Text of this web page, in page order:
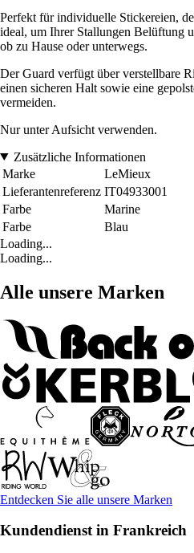
Perfekt für individuelle Stickereien,
ideal, um Ihrer Stallungen Belüftung
ob zu Hause oder unterwegs.
Der Guard verfügt über verstellbare
einen sicheren Halt sowie eine
vermeiden.
Nur unter Aufsicht verwenden.
Zusätzliche Informationen
Marke
LeMieux
Lieferantenreferenz IT04933001
Farbe
Marine
Farbe
Blau
Loading...
Loading...
Alle unsere Marken
Entdecken Sie alle unsere Marken
Kundendienst in Frankreich